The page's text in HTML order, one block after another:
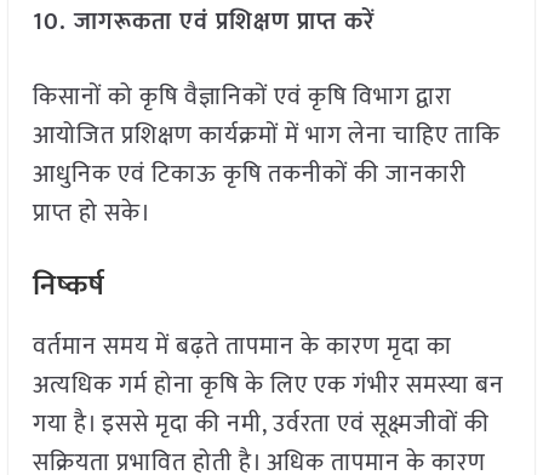
10. जागरूकता एवं प्रशिक्षण प्राप्त करें
किसानों को कृषि वैज्ञानिकों एवं कृषि विभाग द्वारा
आयोजित प्रशिक्षण कार्यक्रमों में भाग लेना चाहिए ताकि
आधुनिक एवं टिकाऊ कृषि तकनीकों की जानकारी
प्राप्त हो सके।
निष्कर्ष
वर्तमान समय में बढ़ते तापमान के कारण मृदा का
अत्यधिक गर्म होना कृषि के लिए एक गंभीर समस्या बन
गया है। इससे मृदा की नमी, उर्वरता एवं सूक्ष्मजीवों की
सक्रियता प्रभावित होती है। अधिक तापमान के कारण